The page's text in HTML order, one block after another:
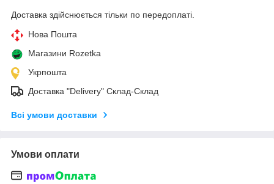
Доставка здійснюється тільки по передоплаті.
Нова Пошта
Магазини Rozetka
Укрпошта
Доставка "Delivery" Склад-Склад
Всі умови доставки
Умови оплати